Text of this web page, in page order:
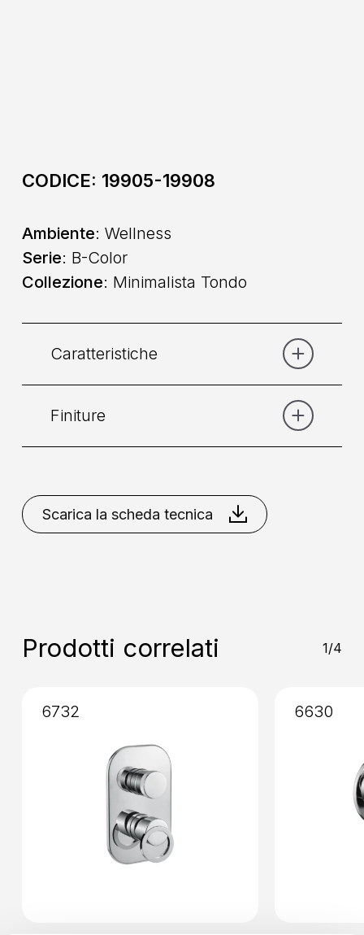
CODICE: 19905-19908
Ambiente: Wellness
Serie: B-Color
Collezione: Minimalista Tondo
Caratteristiche
Installazione: Senza Incasso
Finiture
Bianco Opaco Cromo
Nero
Opaco
Turchese Pastello
Pastello
Scarica la scheda tecnica
Prodotti correlati 1/4
6732 6630